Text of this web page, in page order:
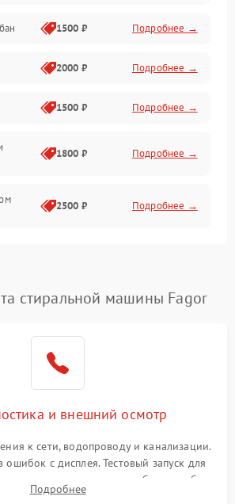
1500 ₽ Подробнее →
2000 ₽ Подробнее →
1500 ₽ Подробнее →
1800 ₽ Подробнее →
2500 ₽ Подробнее →
Подробнее →
стиральной машины Fagor
и внешний осмотр
к сети, водопроводу и канализации.
с дисплея. Тестовый запуск для
шумов, протечек или сбоев в работе
модуля управления.
Подробнее